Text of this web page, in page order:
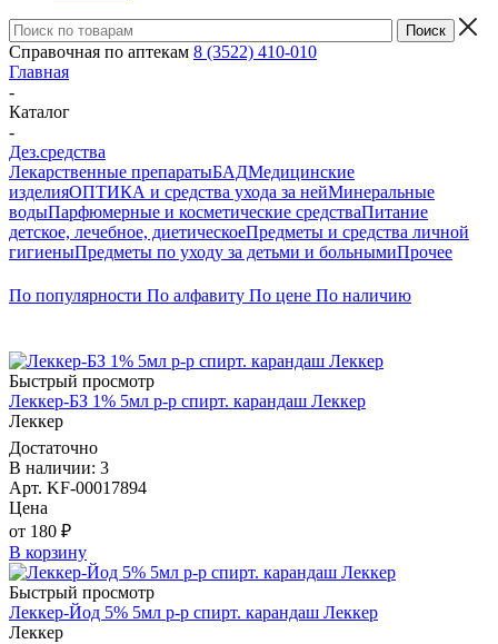
Справочная по аптекам 8 (3522) 410-010
Главная
-
Каталог
-
Дез.средства
Лекарственные препаратыБАДМедицинские
изделияОПТИКА и средства ухода за нейМинеральные
водыПарфюмерные и косметические средстваПитание
детское, лечебное, диетическоеПредметы и средства личной
гигиеныПредметы по уходу за детьми и больнымиПрочее
По популярности По алфавиту По цене По наличию
Быстрый просмотр
Леккер-БЗ 1% 5мл р-р спирт. карандаш Леккер
Леккер
Достаточно
В наличии: 3
Арт. KF-00017894
Цена
от 180 ₽
В корзину
Быстрый просмотр
Леккер-Йод 5% 5мл р-р спирт. карандаш Леккер
Леккер